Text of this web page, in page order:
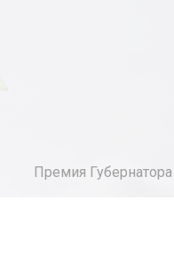
Премия Губернатора